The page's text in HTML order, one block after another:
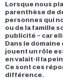
Lorsque nous
parenthèse de
personnes qui
ou de la famille
publicité – car
Dans le
jouent un rôle
en valait-il la
Ce sont ces
différence.